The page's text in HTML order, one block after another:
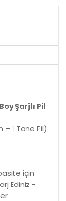
Şarjlı Pil
– 1 Tane Pil)
için
Ediniz -